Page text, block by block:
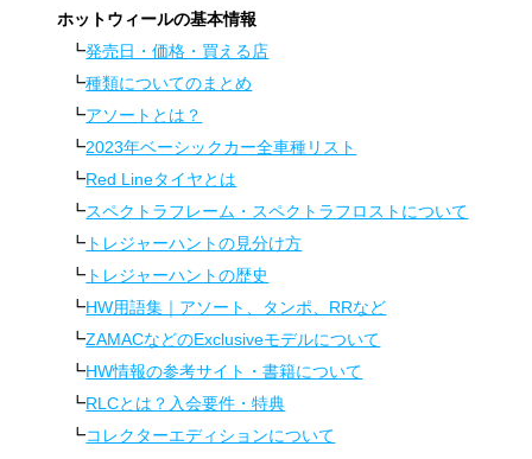
ホットウィールの基本情報
発売日・価格・買える店
種類についてのまとめ
アソートとは？
2023年ベーシックカー全車種リスト
Red Lineタイヤとは
スペクトラフレーム・スペクトラフロストについて
トレジャーハントの見分け方
トレジャーハントの歴史
HW用語集｜アソート、タンポ、RRなど
ZAMACなどのExclusiveモデルについて
HW情報の参考サイト・書籍について
RLCとは？入会要件・特典
コレクターエディションについて